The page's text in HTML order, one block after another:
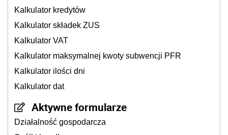
Kalkulator kredytów
Kalkulator składek ZUS
Kalkulator VAT
Kalkulator maksymalnej kwoty subwencji PFR
Kalkulator ilości dni
Kalkulator dat
Aktywne formularze
Działalność gospodarcza